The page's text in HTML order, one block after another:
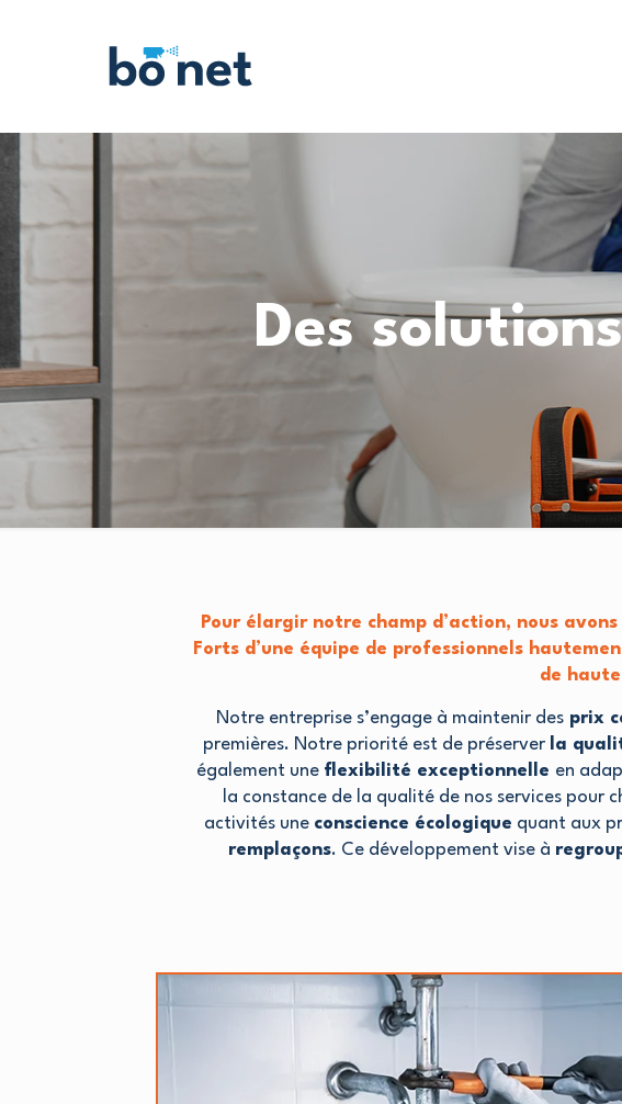
Des
Pour élargir notre champ d’action, nous
Forts d’une équipe de professionnels
de
Notre entreprise s’engage à maintenir desprix
premières. Notre priorité est de préserver la
également une flexibilité exceptionnelle en
la constance de la qualité de nos services pour
activités une conscience écologique quant aux
remplaçons. Ce développement vise à